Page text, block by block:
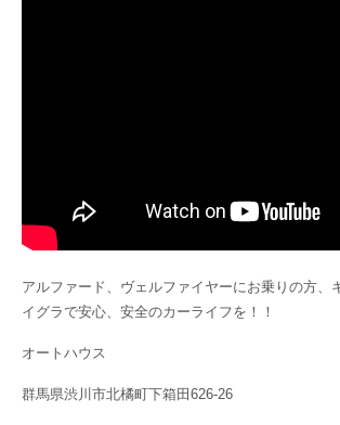
アルファード、ヴェルファイヤーにお乗りの方、
イグラで安心、安全のカーライフを！！
オートハウス
群馬県渋川市北橘町下箱田626-26